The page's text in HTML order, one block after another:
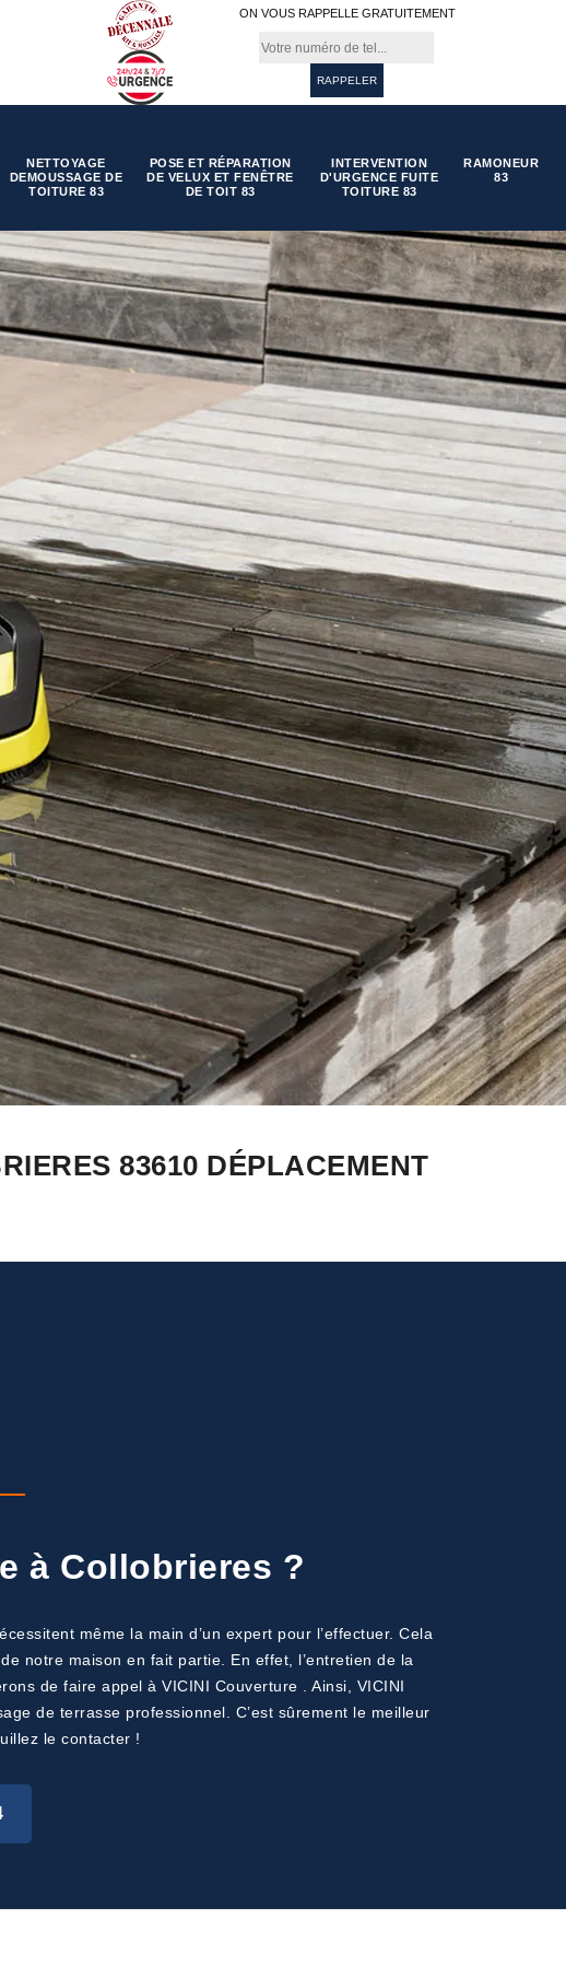
ON VOUS RAPPELLE GRATUITEMENT
NETTOYAGE
DEMOUSSAGE DE
TOITURE 83
POSE ET RÉPARATION
DE VELUX ET FENÊTRE
DE TOIT 83
INTERVENTION
D'URGENCE FUITE
TOITURE 83
RAMONEUR
83
83610 DÉPLACEMENT
à Collobrieres ?
même la main d’un expert pour l’effectuer. Cela
notre maison en fait partie. En effet, l’entretien de la
de faire appel à VICINI Couverture . Ainsi, VICINI
de terrasse professionnel. C’est sûrement le meilleur
le contacter !